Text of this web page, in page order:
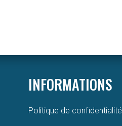
INFORMATIONS
Politique de confidentialité